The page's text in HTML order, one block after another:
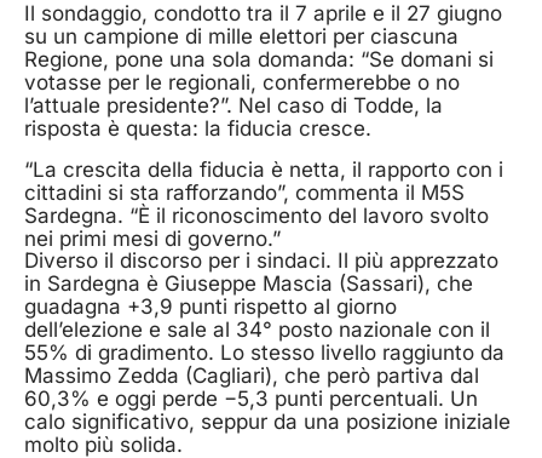
Il sondaggio, condotto tra il 7 aprile e il 27 giugno
su un campione di mille elettori per ciascuna
Regione, pone una sola domanda: “Se domani si
votasse per le regionali, confermerebbe o no
l’attuale presidente?”. Nel caso di Todde, la
risposta è questa: la fiducia cresce.
“La crescita della fiducia è netta, il rapporto con i
cittadini si sta rafforzando”, commenta il M5S
Sardegna. “È il riconoscimento del lavoro svolto
nei primi mesi di governo.”
Diverso il discorso per i sindaci. Il più apprezzato
in Sardegna è Giuseppe Mascia (Sassari), che
guadagna +3,9 punti rispetto al giorno
dell’elezione e sale al 34° posto nazionale con il
55% di gradimento. Lo stesso livello raggiunto da
Massimo Zedda (Cagliari), che però partiva dal
60,3% e oggi perde −5,3 punti percentuali. Un
calo significativo, seppur da una posizione iniziale
molto più solida.